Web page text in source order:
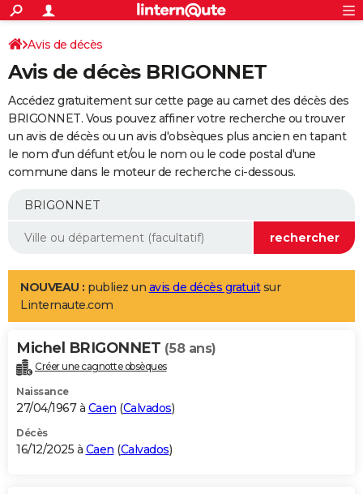
ACTUALITÉS
Politique
Société
Faits Divers
Education
Monde
Villes
+
SPORT
Coupe du monde 2026
Football
Tennis
Cyclisme
Rugby
Forum
Programme TV
TNT
Streaming
Cinéma
Sorties cinéma
Musique
+
FINANCE
Impôts
Immobilier
Risques naturels par ville
Banque
Assurance
Crédit
AUTO
Essais
Réserver un essai
Citadines
Berlines
SUV
Forum auto
+
Mobiles
Meilleur smartphone
Internet
Ordinateurs
Jeux vidéo
Guide high-tech
Aménagement intérieur
LIFESTYLE
Art de vivre
Bien-être
Loisirs
Mode
Modes de vie
Alimentation
Guide de la santé
Maladies
Médicaments
Sommeil
VOYAGE
Destinations
City break
Voyage nature
Voyage de noces
Forum
Climat
+PHOTO
GUIDES D'ACHAT
BONS PLANS
Avis de décès
Avis de décès BRIGONNET
Accédez gratuitement sur cette page au carnet des décès des
BRIGONNET. Vous pouvez affiner votre recherche ou trouver
un avis de décès ou un avis d'obsèques plus ancien en tapant
le nom d'un défunt et/ou le nom ou le code postal d'une
commune dans le moteur de recherche ci-dessous.
NOUVEAU : publiez un avis de décès gratuitsur
Linternaute.com
Michel BRIGONNET (58 ans)
Créer une cagnotte obsèques
Naissance
27/04/1967 à Caen (Calvados)
Décès
16/12/2025 à Caen (Calvados)